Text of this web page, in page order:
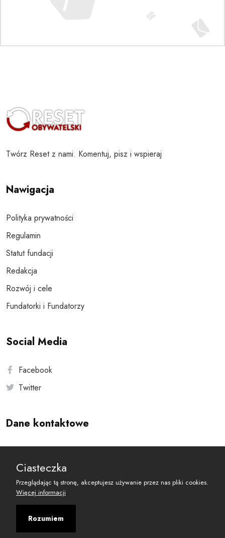
Twórz Reset z nami. Komentuj, pisz i wspieraj
Nawigacja
Polityka prywatności
Regulamin
Statut fundacji
Redakcja
Rozwój i cele
Fundatorki i Fundatorzy
Social Media
Facebook
Twitter
Dane kontaktowe
reset@resetobywatelski.pl
Ciasteczka
Przeglądając tą stronę, akceptujesz używanie przez nas pliki cookies.
Więcej informacji
Rozumiem